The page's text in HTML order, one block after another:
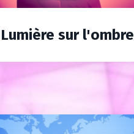
Lumière sur l'ombre